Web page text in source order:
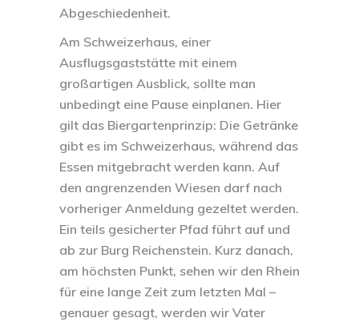
Abgeschiedenheit.
Am Schweizerhaus, einer
Ausflugsgaststätte mit einem
großartigen Ausblick, sollte man
unbedingt eine Pause einplanen. Hier
gilt das Biergartenprinzip: Die Getränke
gibt es im Schweizerhaus, während das
Essen mitgebracht werden kann. Auf
den angrenzenden Wiesen darf nach
vorheriger Anmeldung gezeltet werden.
Ein teils gesicherter Pfad führt auf und
ab zur Burg Reichenstein. Kurz danach,
am höchsten Punkt, sehen wir den Rhein
für eine lange Zeit zum letzten Mal –
genauer gesagt, werden wir Vater